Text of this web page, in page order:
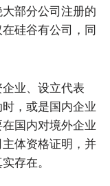
部分公司注册的
硅谷有公司，同
业、设立代表
，或是国内企业
国内对境外企业
体资格证明，并
存在。